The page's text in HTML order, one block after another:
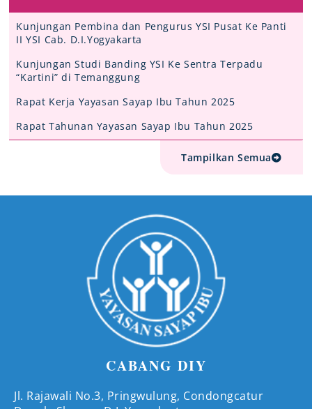
Kunjungan Pembina dan Pengurus YSI Pusat Ke Panti
II YSI Cab. D.I.Yogyakarta
Kunjungan Studi Banding YSI Ke Sentra Terpadu
“Kartini” di Temanggung
Rapat Kerja Yayasan Sayap Ibu Tahun 2025
Rapat Tahunan Yayasan Sayap Ibu Tahun 2025
Tampilkan Semua
CABANG DIY
Jl. Rajawali No.3, Pringwulung, Condongcatur